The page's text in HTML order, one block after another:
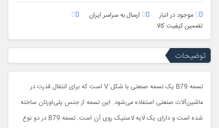
موجود در انبار
ارسال به سراسر ایران
تضمین کیفیت کالا
توضیحات
تسمه B79 یک تسمه صنعتی با شکل V است که برای انتقال قدرت در
ماشین‌آلات صنعتی استفاده می‌شود. این تسمه از جنس پلی‌اورتان ساخته
شده است و دارای یک لایه لاستیک روی آن است. تسمه B79 در دو نوع